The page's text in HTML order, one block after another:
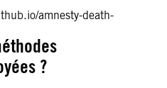
amnesty-death-
?